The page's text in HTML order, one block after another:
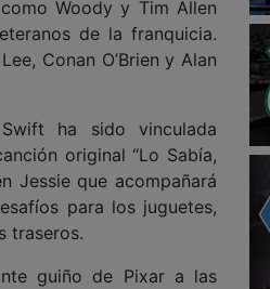
Woody y Tim Allen
de la franquicia.
Conan O’Brien y Alan
ha sido vinculada
original “Lo Sabía,
Jessie que acompañará
para los juguetes,
traseros.
guiño de Pixar a las